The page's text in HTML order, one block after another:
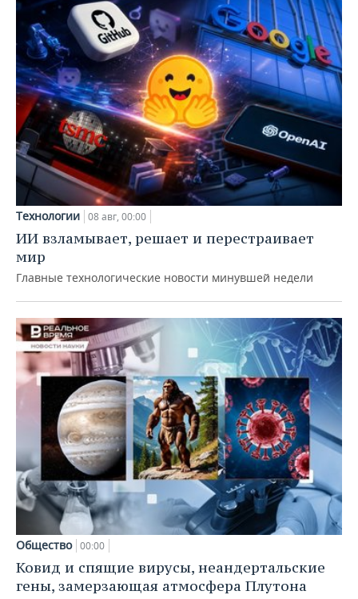
Технологии 08 авг, 00:00
ИИ взламывает, решает и перестраивает
мир
Главные технологические новости минувшей недели
Общество 00:00
Ковид и спящие вирусы, неандертальские
гены, замерзающая атмосфера Плутона